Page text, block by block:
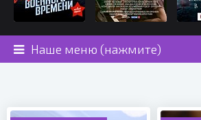
Наше меню (нажмите)